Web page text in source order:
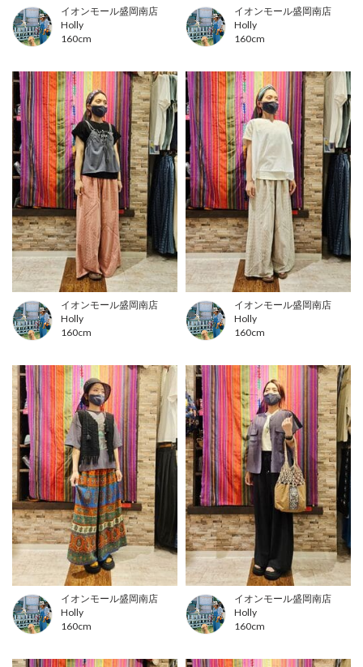
イオンモール盛岡南店
Holly
160cm
イオンモール盛岡南店
Holly
160cm
イオンモール盛岡南店
Holly
160cm
イオンモール盛岡南店
Holly
160cm
イオンモール盛岡南店
Holly
160cm
イオンモール盛岡南店
Holly
160cm